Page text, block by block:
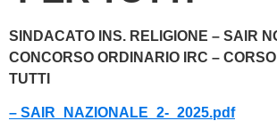
SINDACATO INS. RELIGIONE – SAIR
CONCORSO ORDINARIO IRC –
TUTTI
– SAIR_NAZIONALE_2-_2025.pdf